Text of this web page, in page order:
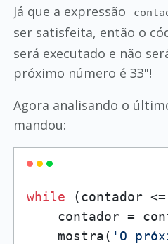
Já que a expressão
ser satisfeita, então o
será executado e não
próximo número é 33"!
Agora analisando o
mandou:
while (contador
contador =
    mostra(
'O